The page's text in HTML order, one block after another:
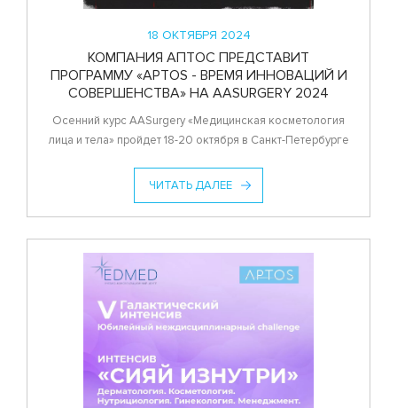
18 ОКТЯБРЯ 2024
КОМПАНИЯ АПТОС ПРЕДСТАВИТ
ПРОГРАММУ «APTOS - ВРЕМЯ ИННОВАЦИЙ И
СОВЕРШЕНСТВА» НА AASURGERY 2024
Осенний курс AASurgery «Медицинская косметология
лица и тела» пройдет 18-20 октября в Санкт-Петербурге
ЧИТАТЬ ДАЛЕЕ